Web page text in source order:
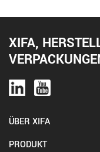
XIFA,
ÜBER XIFA
PRODUKT